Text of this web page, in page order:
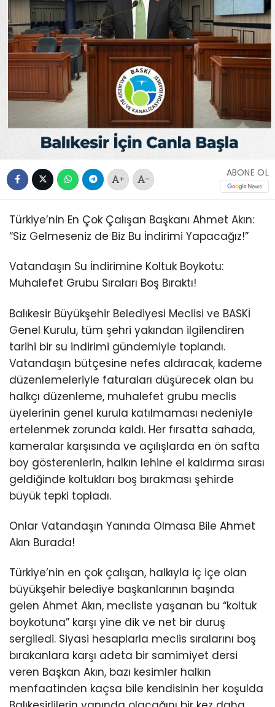
+ -
ABONE OL
Türkiye’nin En Çok Çalışan Başkanı Ahmet Akın:
“Siz Gelmeseniz de Biz Bu İndirimi Yapacağız!”
Vatandaşın Su İndirimine Koltuk Boykotu:
Muhalefet Grubu Sıraları Boş Bıraktı!
Balıkesir Büyükşehir Belediyesi Meclisi ve BASKİ
Genel Kurulu, tüm şehri yakından ilgilendiren
tarihi bir su indirimi gündemiyle toplandı.
Vatandaşın bütçesine nefes aldıracak, kademe
düzenlemeleriyle faturaları düşürecek olan bu
halkçı düzenleme, muhalefet grubu meclis
üyelerinin genel kurula katılmaması nedeniyle
ertelenmek zorunda kaldı. Her fırsatta sahada,
kameralar karşısında ve açılışlarda en ön safta
boy gösterenlerin, halkın lehine el kaldırma sırası
geldiğinde koltukları boş bırakması şehirde
büyük tepki topladı.
Onlar Vatandaşın Yanında Olmasa Bile Ahmet
Akın Burada!
Türkiye’nin en çok çalışan, halkıyla iç içe olan
büyükşehir belediye başkanlarının başında
gelen Ahmet Akın, mecliste yaşanan bu “koltuk
boykotuna” karşı yine dik ve net bir duruş
sergiledi. Siyasi hesaplarla meclis sıralarını boş
bırakanlara karşı adeta bir samimiyet dersi
veren Başkan Akın, bazı kesimler halkın
menfaatinden kaçsa bile kendisinin her koşulda